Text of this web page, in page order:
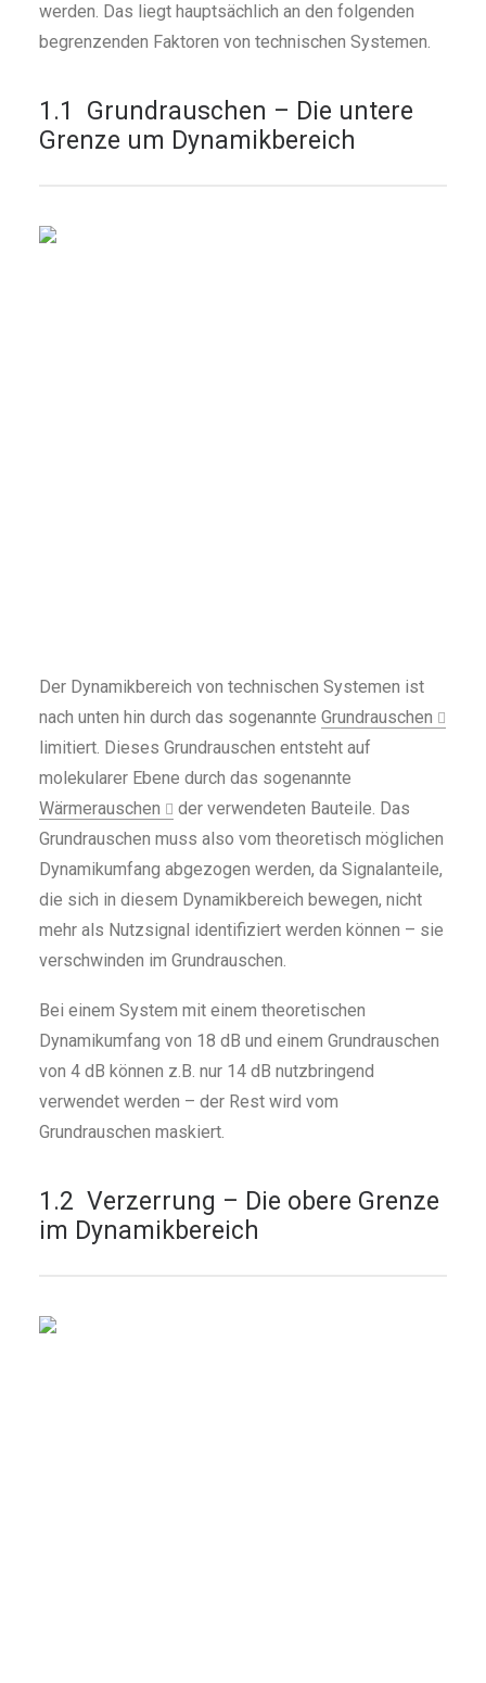
werden. Das liegt hauptsächlich an den folgenden
begrenzenden Faktoren von technischen Systemen.
1.1 Grundrauschen – Die untere
Grenze um Dynamikbereich
Der Dynamikbereich von technischen Systemen ist
nach unten hin durch das sogenannte Grundrauschen
limitiert. Dieses Grundrauschen entsteht auf
molekularer Ebene durch das sogenannte
Wärmerauschen
der verwendeten Bauteile. Das
Grundrauschen muss also vom theoretisch möglichen
Dynamikumfang abgezogen werden, da Signalanteile,
die sich in diesem Dynamikbereich bewegen, nicht
mehr als Nutzsignal identifiziert werden können – sie
verschwinden im Grundrauschen.
Bei einem System mit einem theoretischen
Dynamikumfang von 18 dB und einem Grundrauschen
von 4 dB können z.B. nur 14 dB nutzbringend
verwendet werden – der Rest wird vom
Grundrauschen maskiert.
1.2 Verzerrung – Die obere Grenze
im Dynamikbereich